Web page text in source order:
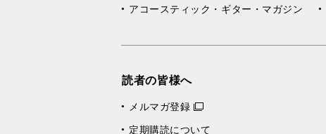
アコースティック・ギター・マガジン
読者の皆様へ
メルマガ登録
定期購読について